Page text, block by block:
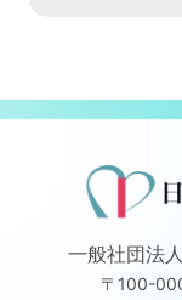
一般社団法
〒100-